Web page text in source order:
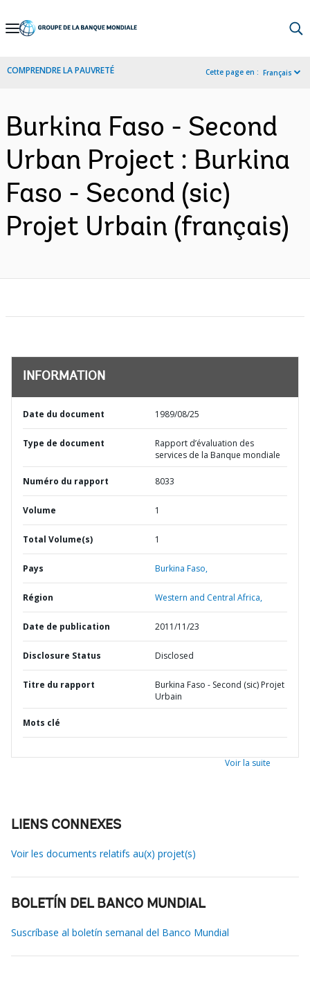
Skip
Navigation
COMPRENDRE LA PAUVRETÉ Cette page en : Français
Burkina Faso - Second
Urban Project : Burkina
Faso - Second (sic)
Projet Urbain (français)
INFORMATION
Date du document 1989/08/25
Type de document
Rapport d’évaluation des
services de la Banque mondiale
Numéro du rapport 8033
Volume 1
Total Volume(s) 1
Pays Burkina Faso,
Région Western and Central Africa,
Date de publication 2011/11/23
Disclosure Status Disclosed
Titre du rapport
Burkina Faso - Second (sic) Projet
Urbain
Mots clé
Voir la suite
LIENS CONNEXES
Voir les documents relatifs au(x) projet(s)
BOLETÍN DEL BANCO MUNDIAL
Suscríbase al boletín semanal del Banco Mundial